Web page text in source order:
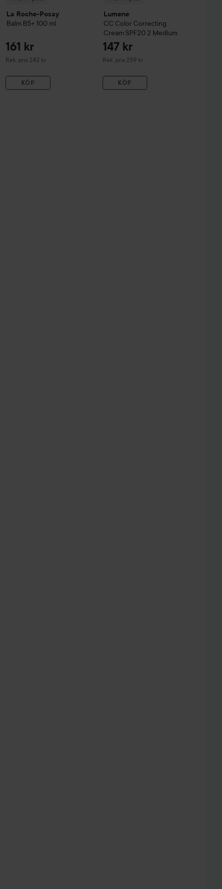
La Roche-Posay
Balm B5+ 100 ml
161 kr
Rek. pris 242 kr
Rekommenderat pris 242 kr
KÖP
Lumene
CC Color Correcting
Cream SPF20 2 Medium
147 kr
Rek. pris 259 kr
Rekommenderat pris 259 kr
KÖP